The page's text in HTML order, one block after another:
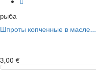
рыба
Шпроты копченные в масле...
3,00 €